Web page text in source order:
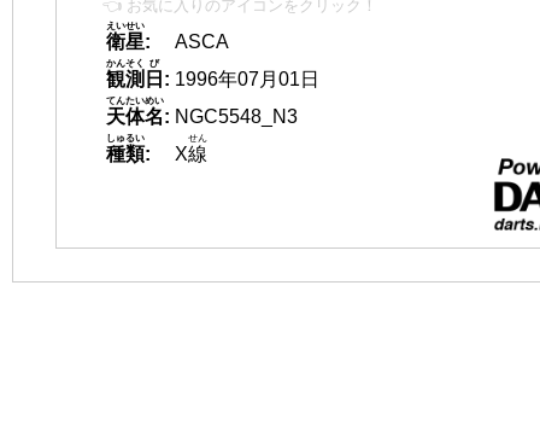
👈 お気に入りのアイコンをクリック！
衛星
えいせい
:
ASCA
観測
かんそく
日
び
: 1996年07月01日
天体名
てんたいめい
: NGC5548_N3
種類
しゅるい
: X線
せん